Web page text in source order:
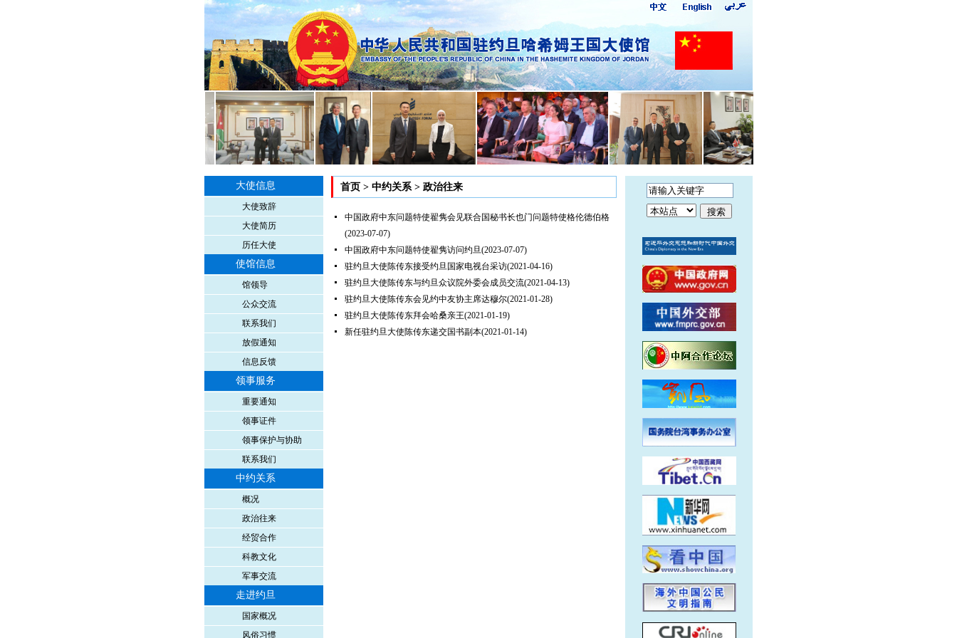
大使信息
大使致辞
大使简历
历任大使
使馆信息
馆领导
公众交流
联系我们
放假通知
信息反馈
领事服务
重要通知
领事证件
领事保护与协助
联系我们
中约关系
概况
政治往来
经贸合作
科教文化
军事交流
走进约旦
国家概况
风俗习惯
首页 > 中约关系> 政治往来
中国政府中东问题特使翟隽会见联合国秘书长也门问题特使格伦德伯格
(2023-07-07)
中国政府中东问题特使翟隽访问约旦(2023-07-07)
驻约旦大使陈传东接受约旦国家电视台采访(2021-04-16)
驻约旦大使陈传东与约旦众议院外委会成员交流(2021-04-13)
驻约旦大使陈传东会见约中友协主席达穆尔(2021-01-28)
驻约旦大使陈传东拜会哈桑亲王(2021-01-19)
新任驻约旦大使陈传东递交国书副本(2021-01-14)